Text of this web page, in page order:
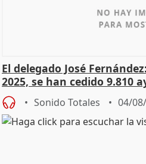
El delegado José
2025, se han cedido 9.810
Sonido Totales 04/